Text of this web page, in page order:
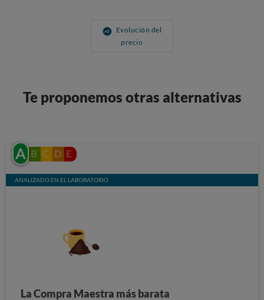
Evolución del
precio
Te proponemos otras alternativas
A B C D E
ANALIZADO EN EL LABORATORIO
La Compra Maestra más barata